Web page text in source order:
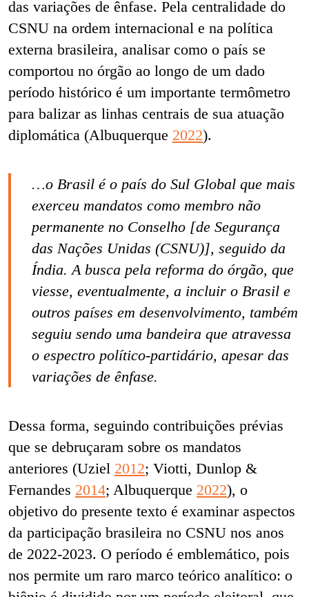
das variações de ênfase. Pela centralidade do
CSNU na ordem internacional e na política
externa brasileira, analisar como o país se
comportou no órgão ao longo de um dado
período histórico é um importante termômetro
para balizar as linhas centrais de sua atuação
diplomática (Albuquerque 2022).
…o Brasil é o país do Sul Global que mais
exerceu mandatos como membro não
permanente no Conselho [de Segurança
das Nações Unidas (CSNU)], seguido da
Índia. A busca pela reforma do órgão, que
viesse, eventualmente, a incluir o Brasil e
outros países em desenvolvimento, também
seguiu sendo uma bandeira que atravessa
o espectro político-partidário, apesar das
variações de ênfase.
Dessa forma, seguindo contribuições prévias
que se debruçaram sobre os mandatos
anteriores (Uziel 2012; Viotti, Dunlop &
Fernandes 2014; Albuquerque 2022), o
objetivo do presente texto é examinar aspectos
da participação brasileira no CSNU nos anos
de 2022-2023. O período é emblemático, pois
nos permite um raro marco teórico analítico: o